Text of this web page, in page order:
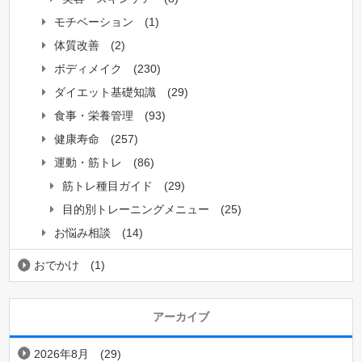
モチベーション
(1)
体質改善
(2)
ボディメイク
(230)
ダイエット基礎知識
(29)
食事・栄養管理
(93)
健康寿命
(257)
運動・筋トレ
(86)
筋トレ種目ガイド
(29)
目的別トレーニングメニュー
(25)
お悩み相談
(14)
おでかけ (1)
アーカイブ
2026年8月 (29)